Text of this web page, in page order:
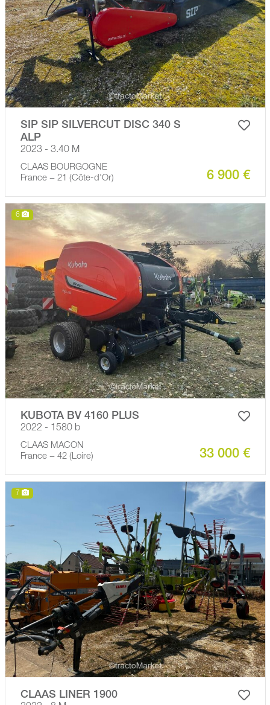
SIP SIP SILVERCUT DISC 340 S
ALP
2023 - 3.40 M
CLAAS BOURGOGNE
France − 21 (Côte-d'Or)
6 900 €
6
KUBOTA BV 4160 PLUS
2022 - 1580 b
CLAAS MACON
France − 42 (Loire)
33 000 €
7
CLAAS LINER 1900